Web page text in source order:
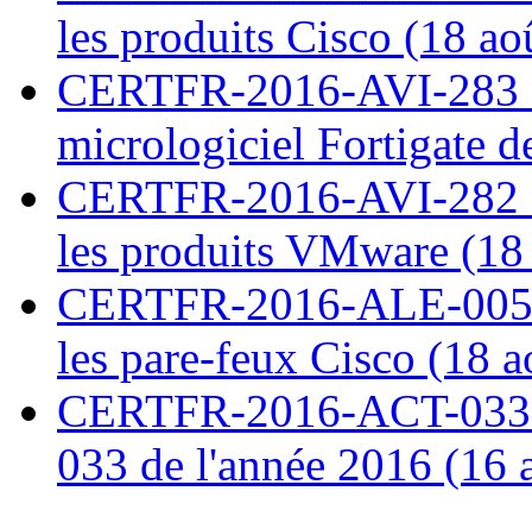
les produits Cisco (18
CERTFR-2016-AVI-
micrologiciel Fortigate
CERTFR-2016-AVI-
les produits VMware
CERTFR-2016-ALE-
les pare-feux Cisco (18
CERTFR-2016-ACT-
033 de l'année 2016 (16